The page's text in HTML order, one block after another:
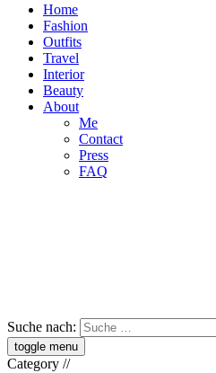
Home
Fashion
Outfits
Travel
Interior
Beauty
About
Me
Contact
Press
FAQ
Suche nach:
toggle menu
Category //